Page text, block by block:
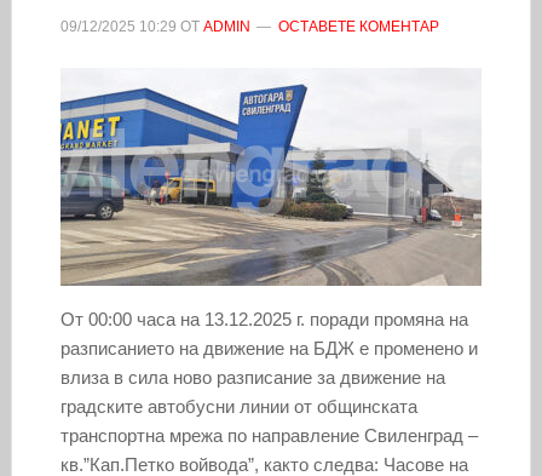
09/12/2025 10:29 ОТ ADMIN ОСТАВЕТЕ КОМЕНТАР
От 00:00 часа на 13.12.2025 г. поради промяна на
разписанието на движение на БДЖ е променено и
влиза в сила ново разписание за движение на
градските автобусни линии от общинската
транспортна мрежа по направление Свиленград –
кв.”Кап.Петко войвода”, както следва: Часове на